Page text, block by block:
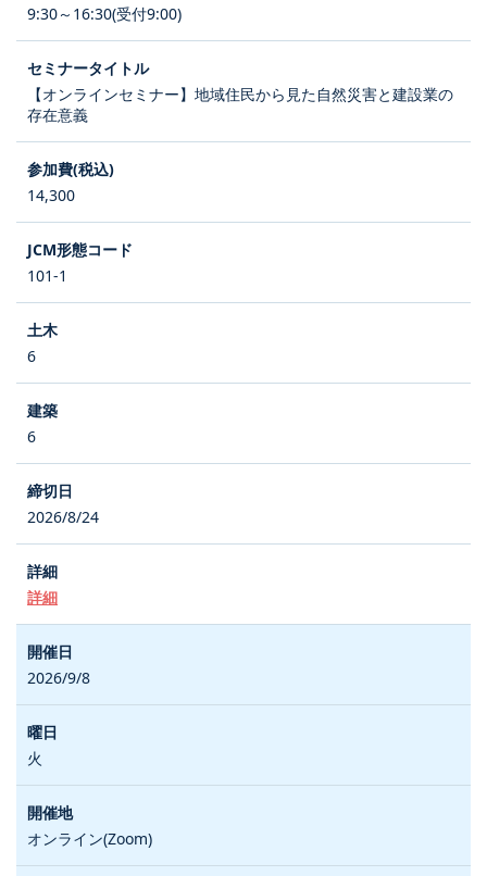
9:30～16:30(受付9:00)
【オンラインセミナー】地域住民から見た自然災害と建設業の
存在意義
14,300
101-1
6
6
2026/8/24
詳細
2026/9/8
火
オンライン(Zoom)